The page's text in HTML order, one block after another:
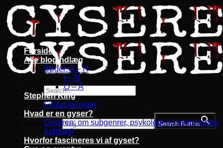
Fortsæt
til
indhold
Search for: Search Button
Forside
Alle blogindlæg
Bøger: A – H
I – N
O – Å
Stephen King
Filmatiseringer
Hvad er en gyser?
Gyseren: om subgenrer, psykologi og eventyrtræk
(uddrag)
Hvorfor fascineres vi af gyset?